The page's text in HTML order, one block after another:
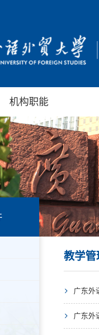
机构职能
教学管
广东外
广东外